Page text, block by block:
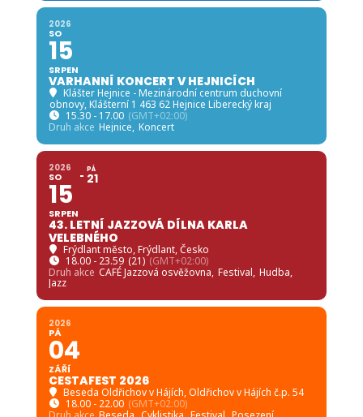
2026
SO
15
SRPEN
VARHANNÍ KONCERT V HEJNICÍCH
Klášter Hejnice - Mezinárodní centrum duchovní
obnovy, Klášterní 1 463 62 Hejnice Liberecký kraj
15.30 - 17.00 (GMT+02:00)
Druh akce Hejnice, Koncert
2026
SO
15
SRPEN
PÁ
21
43. LETNÍ JAZZOVÁ DÍLNA KARLA
VELEBNÉHO
Frýdlant město, Frýdlant, Česko
18.00 - 23.59 (21) (GMT+02:00)
Druh akce CAFÉ Jazzová osvěžovna, Festival, Hudba,
Jazz
2026
PÁ
04
ZÁŘÍ
CESTAFEST 2026
Beseda Oldřichov v Hájích, Oldřichov v Hájích č.p. 54
18.00 - 22.00 (GMT+02:00)